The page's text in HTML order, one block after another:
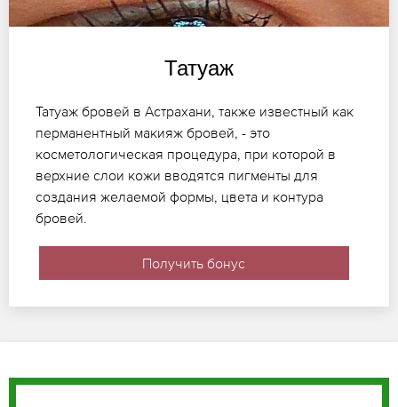
Татуаж
Татуаж бровей в Астрахани, также известный как
перманентный макияж бровей, - это
косметологическая процедура, при которой в
верхние слои кожи вводятся пигменты для
создания желаемой формы, цвета и контура
бровей.
Получить бонус